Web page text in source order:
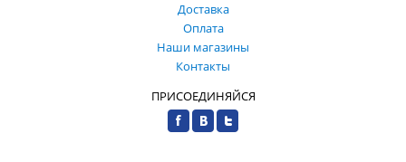
Доставка
Оплата
Наши магазины
Контакты
ПРИСОЕДИНЯЙСЯ